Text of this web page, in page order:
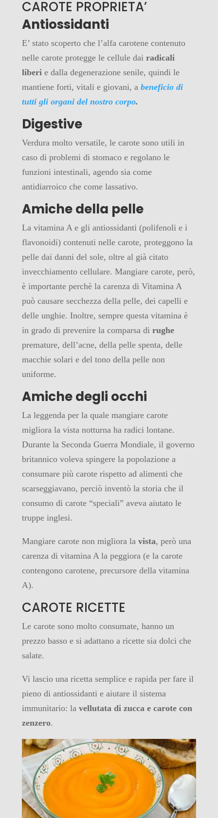
CAROTE PROPRIETA’
Antiossidanti
E’ stato scoperto che l’alfa carotene contenuto
nelle carote protegge le cellule dai radicali
liberi e dalla degenerazione senile, quindi le
mantiene forti, vitali e giovani, a beneficio di
tutti gli organi del nostro corpo.
Digestive
Verdura molto versatile, le carote sono utili in
caso di problemi di stomaco e regolano le
funzioni intestinali, agendo sia come
antidiarroico che come lassativo.
Amiche della pelle
La vitamina A e gli antiossidanti (polifenoli e i
flavonoidi) contenuti nelle carote, proteggono la
pelle dai danni del sole, oltre al già citato
invecchiamento cellulare. Mangiare carote, però,
è importante perchè la carenza di Vitamina A
può causare secchezza della pelle, dei capelli e
delle unghie. Inoltre, sempre questa vitamina è
in grado di prevenire la comparsa di rughe
premature, dell’acne, della pelle spenta, delle
macchie solari e del tono della pelle non
uniforme.
Amiche degli occhi
La leggenda per la quale mangiare carote
migliora la vista notturna ha radici lontane.
Durante la Seconda Guerra Mondiale, il governo
britannico voleva spingere la popolazione a
consumare più carote rispetto ad alimenti che
scarseggiavano, perciò inventò la storia che il
consumo di carote “speciali” aveva aiutato le
truppe inglesi.
Mangiare carote non migliora la vista, però una
carenza di vitamina A la peggiora (e la carote
contengono carotene, precursore della vitamina
A).
CAROTE RICETTE
Le carote sono molto consumate, hanno un
prezzo basso e si adattano a ricette sia dolci che
salate.
Vi lascio una ricetta semplice e rapida per fare il
pieno di antiossidanti e aiutare il sistema
immunitario: la vellutata di zucca e carote con
zenzero.